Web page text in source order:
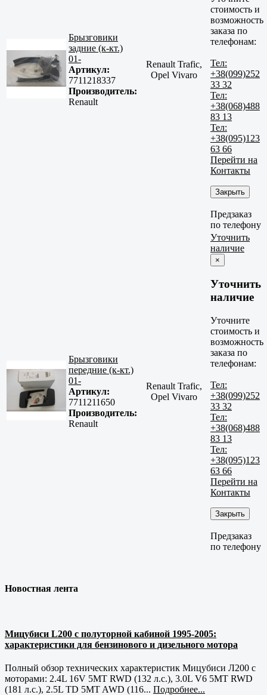
Брызговики
задние (к-кт.)
01-
Артикул:
7711218337
Производитель:
Renault
Renault Trafic,
Opel Vivaro
стоимость и
возможность
заказа по
телефонам:
Тел:
+38(099)252
33 32
Тел:
+38(068)488
83 13
Тел:
+38(095)123
63 66
Перейти на
Контакты
Закрыть
Предзаказ
по телефону
Брызговики
передние (к-кт.)
01-
Артикул:
7711211650
Производитель:
Renault
Renault Trafic,
Opel Vivaro
Уточнить
наличие
×
Уточнить
наличие
Уточните
стоимость и
возможность
заказа по
телефонам:
Тел:
+38(099)252
33 32
Тел:
+38(068)488
83 13
Тел:
+38(095)123
63 66
Перейти на
Контакты
Закрыть
Предзаказ
по телефону
Новостная лента
Мицубиси L200 с полуторной кабиной 1995-2005:
характеристики для бензинового и дизельного мотора
Полный обзор технических характеристик Мицубиси Л200 с
моторами: 2.4L 16V 5MT RWD (132 л.с.), 3.0L V6 5MT RWD
(181 л.с.), 2.5L TD 5MT AWD (116... Подробнее...